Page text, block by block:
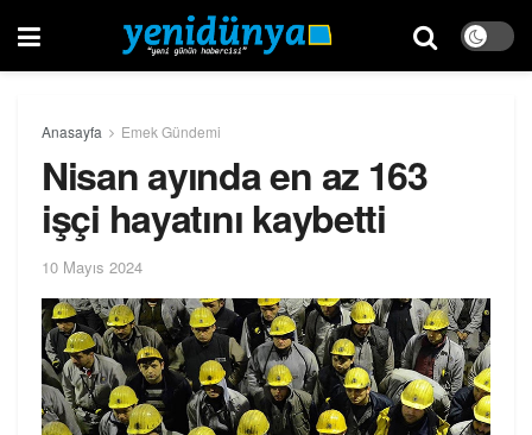
Anasayfa Emek Gündemi
Nisan ayında en az 163
işçi hayatını kaybetti
10 Mayıs 2024